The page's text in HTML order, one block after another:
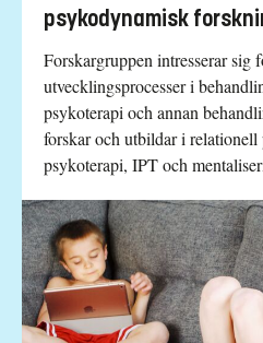
psykodynamisk
Forskargruppen intresserar sig
utvecklingsprocesser i
psykoterapi och annan
forskar och utbildar i
psykoterapi, IPT och